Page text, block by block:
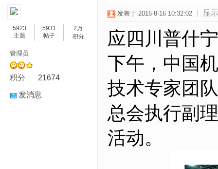
5923
主题
5931
帖子
2万
积分
管理员
积分 21674
发消息
发表于 2016-8-16 10:32:02 显
应四川普什
下午，中国
技术专家团
总会执行副
活动。